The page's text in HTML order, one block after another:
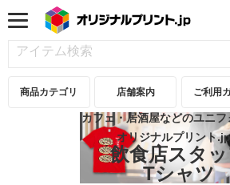
商品カテゴリ 店舗案内 ご利用
カフェ・居酒屋などのユニフ
オリジナルプリント.jp
飲食店スタ
Tシャツ